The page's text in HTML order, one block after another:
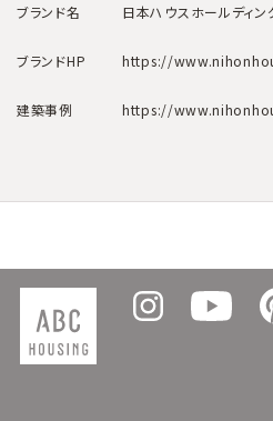
ブランド名 日本ハウスホールディン
ブランドHP https://
建築事例 https://